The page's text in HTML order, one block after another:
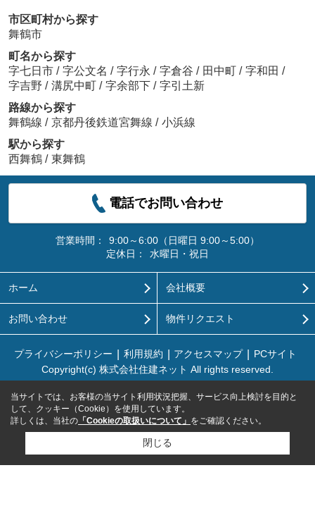
市区町村から探す
舞鶴市
町名から探す
字七日市 / 字公文名 / 字行永 / 字倉谷 / 田中町 / 字和田 /
字吉野 / 溝尻中町 / 字余部下 / 字引土新
路線から探す
舞鶴線 / 京都丹後鉄道宮舞線 / 小浜線
駅から探す
西舞鶴 / 東舞鶴
電話でお問い合わせ
営業時間：
9:00～6:00（日曜日 9:00～5:00）
定休日：
水曜日・祝日
ホーム 会社概要
お問い合わせ 物件リクエスト
プライバシーポリシー 利用規約 アクセスマップ
PCサイト
Copyright(c) 株式会社住建ネット All rights reserved.
当サイトでは、お客様の当サイト利用状況把握、サービス向上検討を目的と
して、クッキー（Cookie）を使用しています。
詳しくは、当社の 「Cookieの取扱いについて」 をご確認ください。
閉じる